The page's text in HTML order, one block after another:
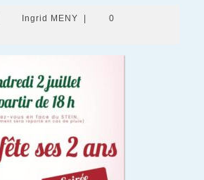
Ingrid MENY Ingrid
0